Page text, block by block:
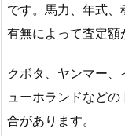
です。馬力、年式
有無によって査定額
クボタ、ヤンマー
ューホランドなど
合があります。